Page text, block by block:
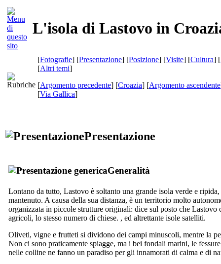
L'isola di Lastovo in
[Fotografie] [Presentazione] [Posizione] [Visite] [Cultura] [
[Altri temi]
[Argomento precedente] [Croazia] [Argomento ascendente
[Via Gallica]
Presentazione
Generalità
Lontano da tutto, Lastovo è soltanto una grande isola verde e
mantenuto. A causa della sua distanza, è un territorio molto
organizzata in piccole strutture originali: dice sul posto che Lastovo
agricoli, lo stesso numero di chiese. , ed altrettante isole satelliti.
Oliveti, vigne e frutteti si dividono dei campi minuscoli, mentre la
Non ci sono praticamente spiagge, ma i bei fondali marini, le
nelle colline ne fanno un paradiso per gli innamorati di calma e di